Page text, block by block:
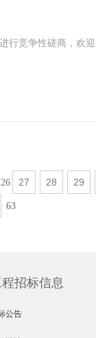
竞争性磋商，欢迎
26 27 28 29
63
招标信息
公告